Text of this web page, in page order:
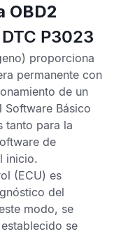
OBD2
P3023
proporciona
permanente con
de un
Software Básico
tanto para la
de
inicio.
(ECU) es
del
modo, se
se